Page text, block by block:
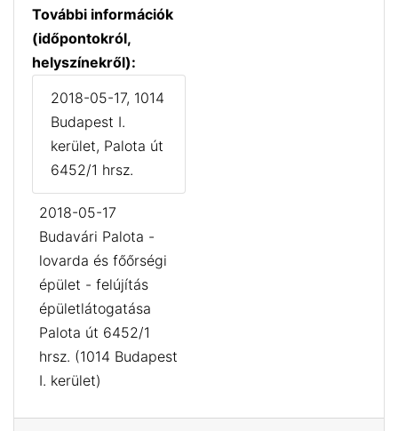
További információk
(időpontokról,
helyszínekről):
2018-05-17, 1014
Budapest I.
kerület, Palota út
6452/1 hrsz.
2018-05-17
Budavári Palota -
lovarda és főőrségi
épület - felújítás
épületlátogatása
Palota út 6452/1
hrsz. (1014 Budapest
I. kerület)